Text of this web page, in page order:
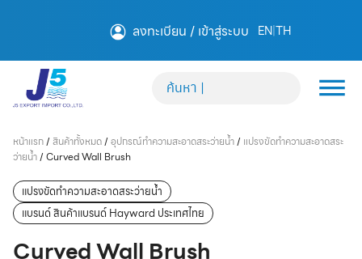
ลงทะเบียน / เข้าสู่ระบบ EN|TH
หน้าแรก/ สินค้าทั้งหมด/ อุปกรณ์ทำความสะอาดสระว่ายน้ำ/ แปรงขัดทำความสะอาดสระ
ว่ายน้ำ/ Curved Wall Brush
แปรงขัดทำความสะอาดสระว่ายน้ำ
แบรนด์ สินค้าแบรนด์ Hayward ประเทศไทย
Curved Wall Brush